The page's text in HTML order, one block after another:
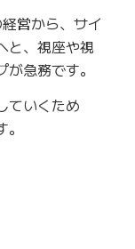
営から、サイ
と、視座や視
急務です。
ていくため